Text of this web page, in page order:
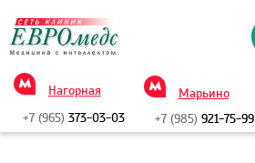
Нагорная
+7 (965) 373-03-03
Марьино
+7 (985)921-75-99